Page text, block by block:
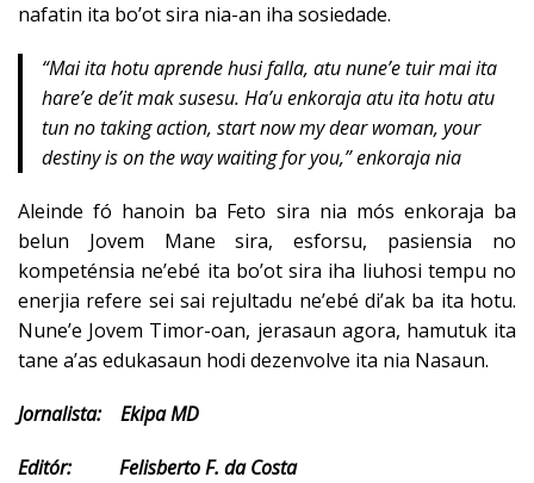
nafatin ita bo’ot sira nia-an iha sosiedade.
“Mai ita hotu aprende husi falla, atu nune’e tuir mai ita
hare’e de’it mak susesu. Ha’u enkoraja atu ita hotu atu
tun no taking action, start now my dear woman, your
destiny is on the way waiting for you,” enkoraja nia
Aleinde fó hanoin ba Feto sira nia mós enkoraja ba
belun Jovem Mane sira, esforsu, pasiensia no
kompeténsia ne’ebé ita bo’ot sira iha liuhosi tempu no
enerjia refere sei sai rejultadu ne’ebé di’ak ba ita hotu.
Nune’e Jovem Timor-oan, jerasaun agora, hamutuk ita
tane a’as edukasaun hodi dezenvolve ita nia Nasaun.
Jornalista: Ekipa MD
Editór: Felisberto F. da Costa